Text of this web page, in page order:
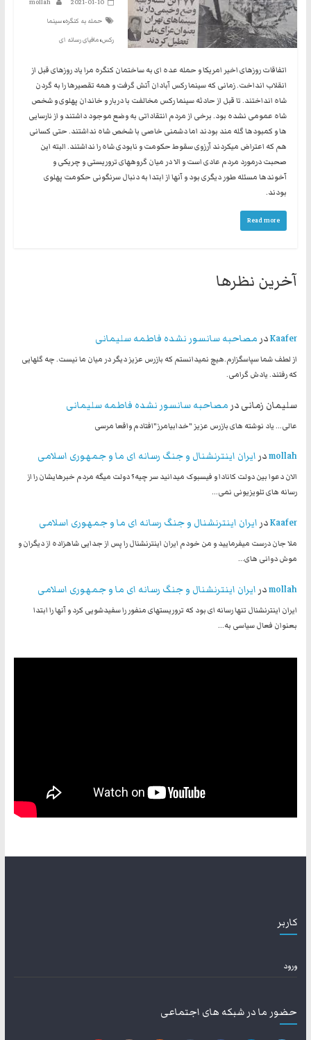
2021-01-10
mollah
حمله به کنگره،سینما
رکس،مافیای رسانه ای
اتفاقات روزهای اخیر امریکا و حمله عده ای به ساختمان کنگره مرا یاد روزهای قبل از
انقلاب انداخت. زمانی که سینما رکس آبادان آتش گرفت و همه تقصیرها را به گردن
شاه انداختند. تا قبل از حادثه سینما رکس مخالفت با دربار و خاندان پهلوی و شخص
شاه عمومی نشده بود. برخی از مردم انتقاداتی به وضع موجود داشتند و از نارسایی
ها و کمبودها گله مند بودند اما دشمنی خاصی با شخص شاه نداشتند. حتی کسانی
هم که اعتراض میکردند آرزوی سقوط حکومت و نابودی شاه را نداشتند. البته این
صحبت درمورد مردم عادی است و الا در میان گروههای تروریستی و چریکی و
آخوندها مسئله طور دیگری بود و آنها از ابتدا به دنبال سرنگونی حکومت پهلوی
بودند.
Read more
آخرین نظرها
Kaaferدر مصاحبه سانسور نشده فاطمه سلیمانی
از لطف شما سپاسگزارم.هیچ نمیدانستم که بازرس عزیز دیگر در میان ما نیست. چه گلهایی
که رفتند. یادش گرامی.
سلیمان زمانی در مصاحبه سانسور نشده فاطمه سلیمانی
عالی... یاد نوشته های بازرس عزیز "خدابیامرز"افتادم واقعا مرسی
mollahدر ایران اینترنشنال و جنگ رسانه ای ما و جمهوری اسلامی
الان دعوا بین دولت کانادا و فیسبوک میدانید سر چیه؟ دولت میگه مردم خبرهایشان را از
رسانه های تلویزیونی نمی…
Kaaferدر ایران اینترنشنال و جنگ رسانه ای ما و جمهوری اسلامی
ملا جان درست میفرمایید و من خودم ایران اینترنشنال را پس از جدایی شاهزاده از دیگران و
موش دوانی های…
mollahدر ایران اینترنشنال و جنگ رسانه ای ما و جمهوری اسلامی
ایران اینترنشنال تنها رسانه ای بود که تروریستهای منفور را سفیدشویی کرد و آنها را ابتدا
بعنوان فعال سیاسی به…
کاربر
ورود
حضور ما در شبکه های اجتماعی